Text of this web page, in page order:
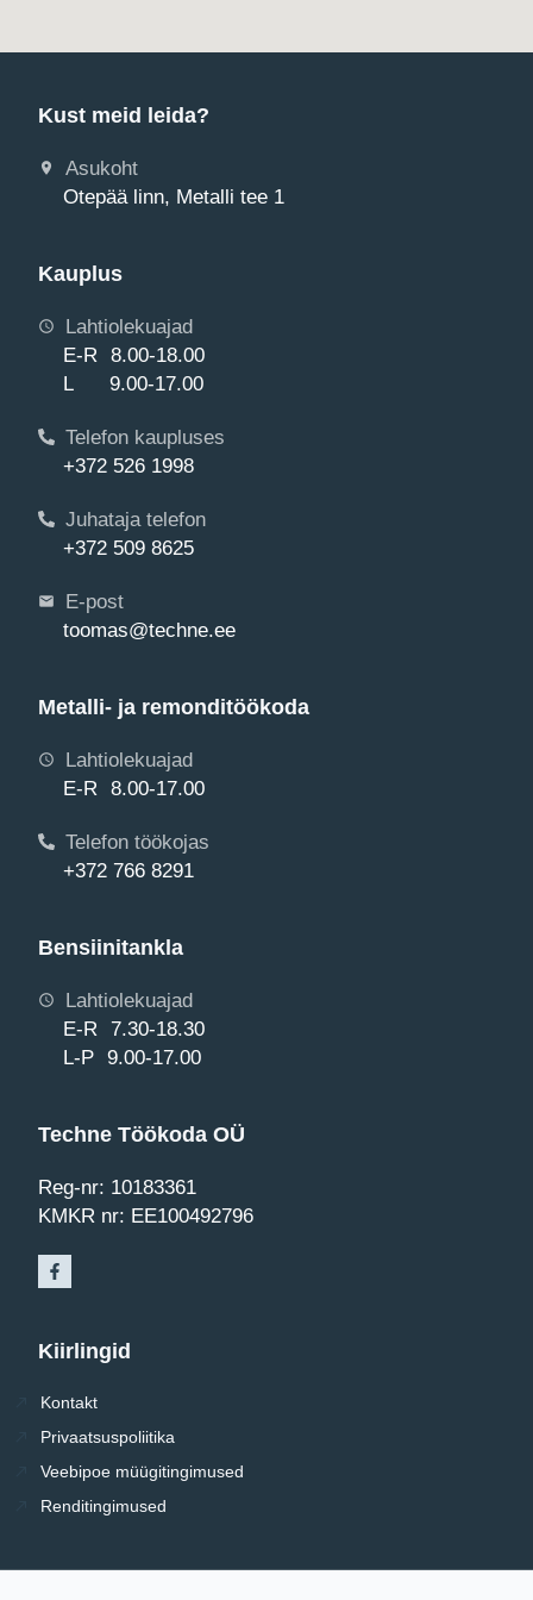
Kust meid leida?
Asukoht
Otepää linn, Metalli tee 1
Kauplus
Lahtiolekuajad
E-R 8.00-18.00
L 9.00-17.00
Telefon kaupluses
+372 526 1998
Juhataja telefon
+372 509 8625
E-post
toomas@techne.ee
Metalli- ja remonditöökoda
Lahtiolekuajad
E-R 8.00-17.00
Telefon töökojas
+372 766 8291
Bensiinitankla
Lahtiolekuajad
E-R 7.30-18.30
L-P 9.00-17.00
Techne Töökoda OÜ
Reg-nr: 10183361
KMKR nr: EE100492796
Kiirlingid
Kontakt
Privaatsuspoliitika
Veebipoe müügitingimused
Renditingimused